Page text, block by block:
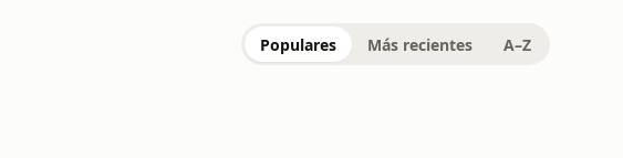
Populares Más recientes A–Z